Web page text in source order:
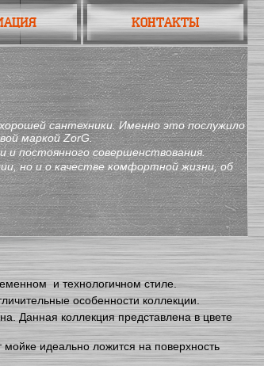
Контакты
сантехники. Именно это послужило
маркой ZorG.
и постоянного совершенствования.
но и о качестве комфортной жизни, об
и технологичном стиле.
особенности коллекции.
Данная коллекция представлена в цвете
идеально ложится на поверхность